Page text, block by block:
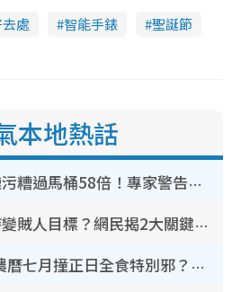
處 智能手錶
聖誕節
本地熱話
行李清潔｜車轆污糟過馬桶58倍！專家警告忌用酒精抹 教1招免污手除菌
裝修拆鐵閘隨時變賊人目標？網民揭2大關鍵用途：裝新式等於白裝？附新舊鐵閘分別
鬼門開2026｜農曆七月撞正日全食特別邪？專家警告切忌做一事！揭4大禁忌+2招保平安